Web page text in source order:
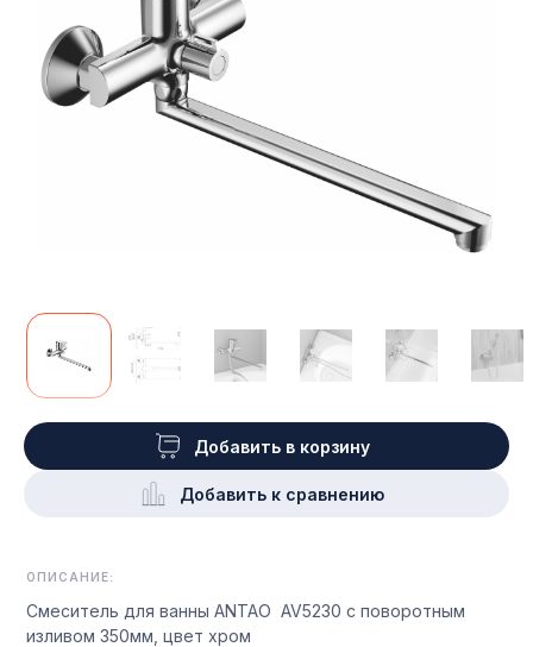
ОПИСАНИЕ:
Смеситель для ванны ANTAO AV5230 с поворотным
изливом 350мм, цвет хром
Добавить в корзину
Добавить к сравнению